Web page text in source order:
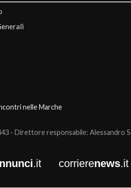
nelle Marche
- Direttore responsabile: Alessandro
.it corrierenews.it